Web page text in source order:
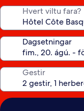
Hvert viltu fara?
Dagsetningar
Gestir